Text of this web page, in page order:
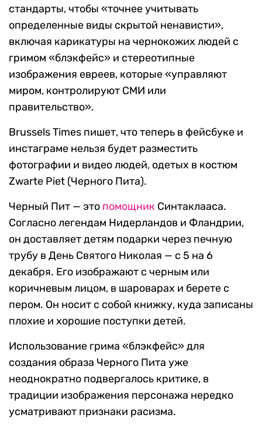
стандарты, чтобы «точнее учитывать
определенные виды скрытой ненависти»,
включая карикатуры на чернокожих людей с
гримом «блэкфейс» и стереотипные
изображения евреев, которые «управляют
миром, контролируют СМИ или
правительство».
Brussels Times пишет, что теперь в фейсбуке и
инстаграме нельзя будет разместить
фотографии и видео людей, одетых в костюм
Zwarte Piet (Черного Пита).
Черный Пит — это помощник Синтаклааса.
Согласно легендам Нидерландов и Фландрии,
он доставляет детям подарки через печную
трубу в День Святого Николая — с 5 на 6
декабря. Его изображают с черным или
коричневым лицом, в шароварах и берете с
пером. Он носит с собой книжку, куда записаны
плохие и хорошие поступки детей.
Использование грима «блэкфейс» для
создания образа Черного Пита уже
неоднократно подвергалось критике, в
традиции изображения персонажа нередко
усматривают признаки расизма.